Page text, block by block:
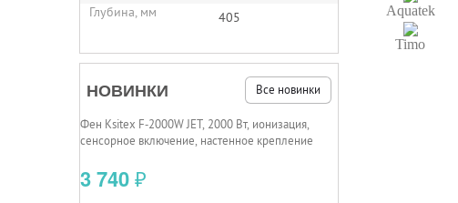
Глубина, мм
405
НОВИНКИ Все новинки
Фен Ksitex F‑2000W JET, 2000 Вт, ионизация,
сенсорное включение, настенное крепление
3 740 ₽
Aquatek
Timo